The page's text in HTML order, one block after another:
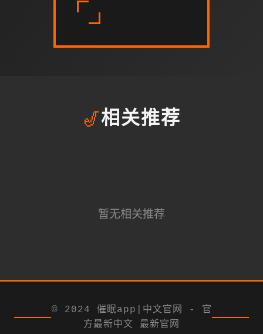
🎷相关推荐
暂无相关推荐
© 2024 催眠app|中文官网 - 官
方最新中文 最新官网